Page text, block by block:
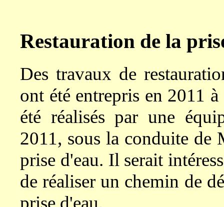
Restauration de la
Des travaux de
ont été entrepris en 2011
été réalisés par une
2011, sous la conduite de
prise d'eau. Il serait
de réaliser un chemin de